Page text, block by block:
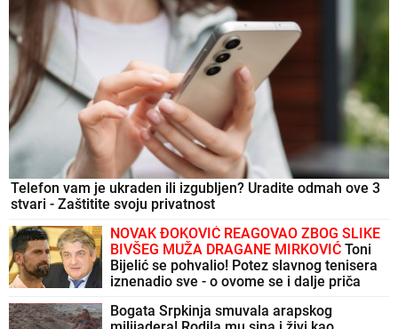
Telefon vam je ukraden ili izgubljen? Uradite odmah ove 3
stvari - Zaštitite svoju privatnost
NOVAK ĐOKOVIĆ REAGOVAO ZBOG SLIKE
BIVŠEG MUŽA DRAGANE MIRKOVIĆ Toni
Bijelić se pohvalio! Potez slavnog tenisera
iznenadio sve - o ovome se i dalje priča
Bogata Srpkinja smuvala arapskog